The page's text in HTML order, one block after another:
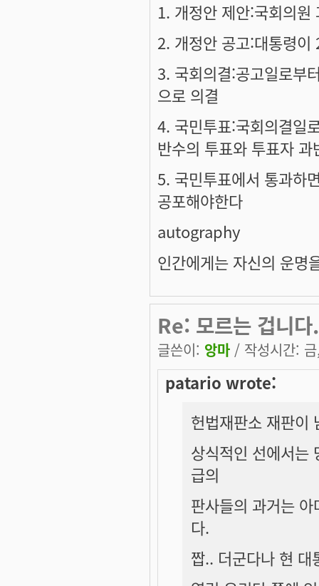
1. 개정안 제안:국회의
2. 개정안 공고:대통령이
3. 국회의결:공고일로부
으로 의결
4. 국민투표:국회의결일
반수의 투표와 투표자
5. 국민투표에서 통과하
공포해야한다
autography
인간에게는 자신의 운명
Re: 모르는 겁니
글쓴이: 앙마 / 작성시간:
patario wrote:
헌법재판소 재판이
상식적인 선에서는
급의
판사들의 과거는
다.
짭.. 더군다나 현 대